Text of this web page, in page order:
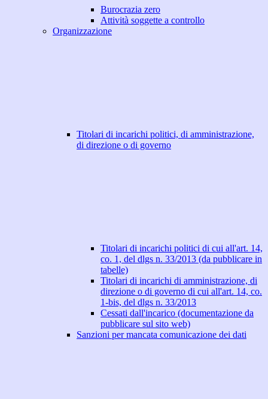
Burocrazia zero
Attività soggette a controllo
Organizzazione
Titolari di incarichi politici, di amministrazione,
di direzione o di governo
Titolari di incarichi politici di cui all'art. 14,
co. 1, del dlgs n. 33/2013 (da pubblicare in
tabelle)
Titolari di incarichi di amministrazione, di
direzione o di governo di cui all'art. 14, co.
1-bis, del dlgs n. 33/2013
Cessati dall'incarico (documentazione da
pubblicare sul sito web)
Sanzioni per mancata comunicazione dei dati